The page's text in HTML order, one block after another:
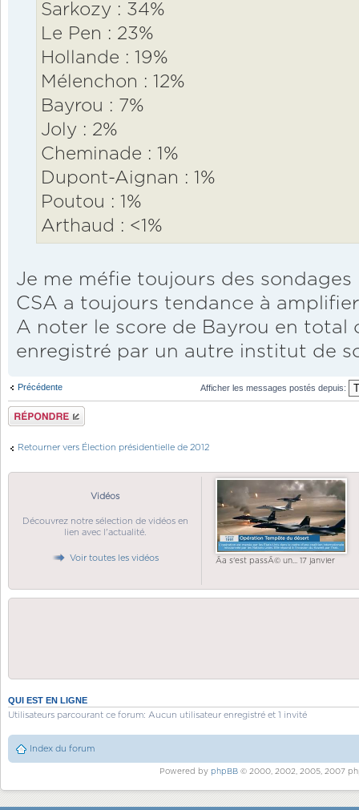
Sarkozy : 34%
Le Pen : 23%
Hollande : 19%
Mélenchon : 12%
Bayrou : 7%
Joly : 2%
Cheminade : 1%
Dupont-Aignan : 1%
Poutou : 1%
Arthaud : <1%
Je me méfie toujours des
CSA a toujours tendance à
A noter le score de Bayrou en total
enregistré par un autre institut de
Précédente Afficher les messages postés depuis:
Répondre
Retourner vers Élection présidentielle de 2012
Vidéos
Découvrez notre sélection de vidéos en
lien avec l'actualité.
Voir toutes les vidéos Ãa s'est passÃ© un... 17 janvier
QUI EST EN LIGNE
Utilisateurs parcourant ce forum: Aucun utilisateur enregistré et 1 invité
Index du forum
Powered by phpBB© 2000, 2002, 2005, 2007